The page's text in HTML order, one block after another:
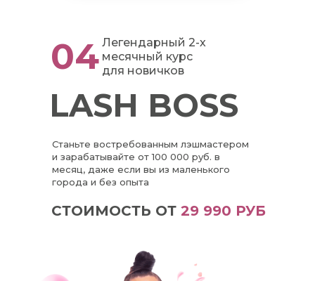
LASH BOSS
Легендарный 2-х
месячный курс
для новичков
СТОИМОСТЬ ОТ 29 990 РУБ
04
Станьте востребованным лэшмастером
и зарабатывайте от 100 000 руб. в
месяц, даже если вы из маленького
города и без опыта